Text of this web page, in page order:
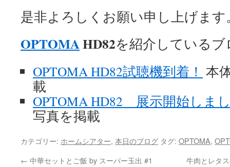
是非よろしくお願い申し上げます
OPTOMAHD82を紹介している
OPTOMA HD82試聴機到着！ 本
載
OPTOMA HD82 展示開始しま
写真を掲載
カテゴリー: ホームシアター, 本日のブログ タグ: OPTOMA,
← 中華セットとご飯 by スーパー玉出 #1 牛肉とレタ